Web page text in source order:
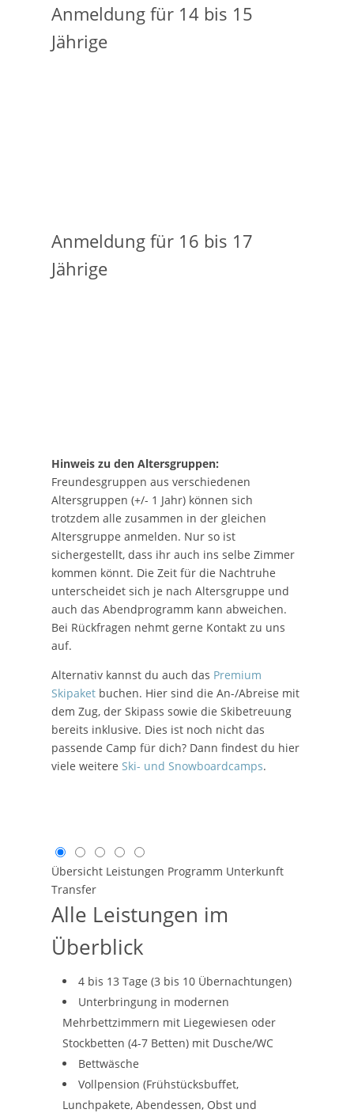
Anmeldung für 14 bis 15
Jährige
Anmeldung für 16 bis 17
Jährige
Hinweis zu den Altersgruppen:
Freundesgruppen aus verschiedenen
Altersgruppen (+/- 1 Jahr) können sich
trotzdem alle zusammen in der gleichen
Altersgruppe anmelden. Nur so ist
sichergestellt, dass ihr auch ins selbe Zimmer
kommen könnt. Die Zeit für die Nachtruhe
unterscheidet sich je nach Altersgruppe und
auch das Abendprogramm kann abweichen.
Bei Rückfragen nehmt gerne Kontakt zu uns
auf.
Alternativ kannst du auch das Premium
Skipaketbuchen. Hier sind die An-/Abreise mit
dem Zug, der Skipass sowie die Skibetreuung
bereits inklusive. Dies ist noch nicht das
passende Camp für dich? Dann findest du hier
viele weitere Ski- und Snowboardcamps.
Übersicht Leistungen Programm Unterkunft
Transfer
Alle Leistungen im
Überblick
4 bis 13 Tage (3 bis 10 Übernachtungen)
Unterbringung in modernen
Mehrbettzimmern mit Liegewiesen oder
Stockbetten (4-7 Betten) mit Dusche/WC
Bettwäsche
Vollpension (Frühstücksbuffet,
Lunchpakete, Abendessen, Obst und